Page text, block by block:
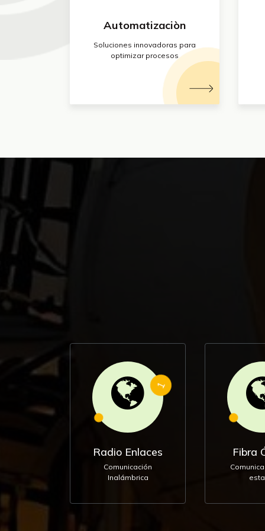
Automatizaciòn
Soluciones innovadoras para
optimizar procesos
1
Radio Enlaces
Comunicación
Inalámbrica
Fibra